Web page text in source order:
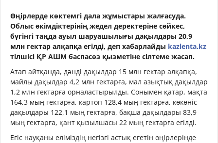
Өңірлерде көктемгі дала жұмыстары жалғасуда.
Облыс әкімдіктерінің жедел деректеріне сәйкес,
бүгінгі таңда ауыл шаруашылығы дақылдары 20,9
млн гектар алқапқа егілді, деп хабарлайды kazlenta.kz
тілшісі ҚР АШМ баспасөз қызметіне сілтеме жасап.
Атап айтқанда, дәнді дақылдар 15 млн гектар алқапқа,
майлы дақылдар 4,2 млн гектарға, мал азықтық дақылдар
1,2 млн гектарға орналастырылды. Сонымен қатар, мақта
164,3 мың гектарға, картоп 128,4 мың гектарға, көкөніс
дақылдары 122,1 мың гектарға, бақша дақылдары 83,9
мың гектарға, қант қызылшасы 22 мың гектарға егілді.
Егіс науқаны еліміздің негізгі астық егетін өңірлерінде